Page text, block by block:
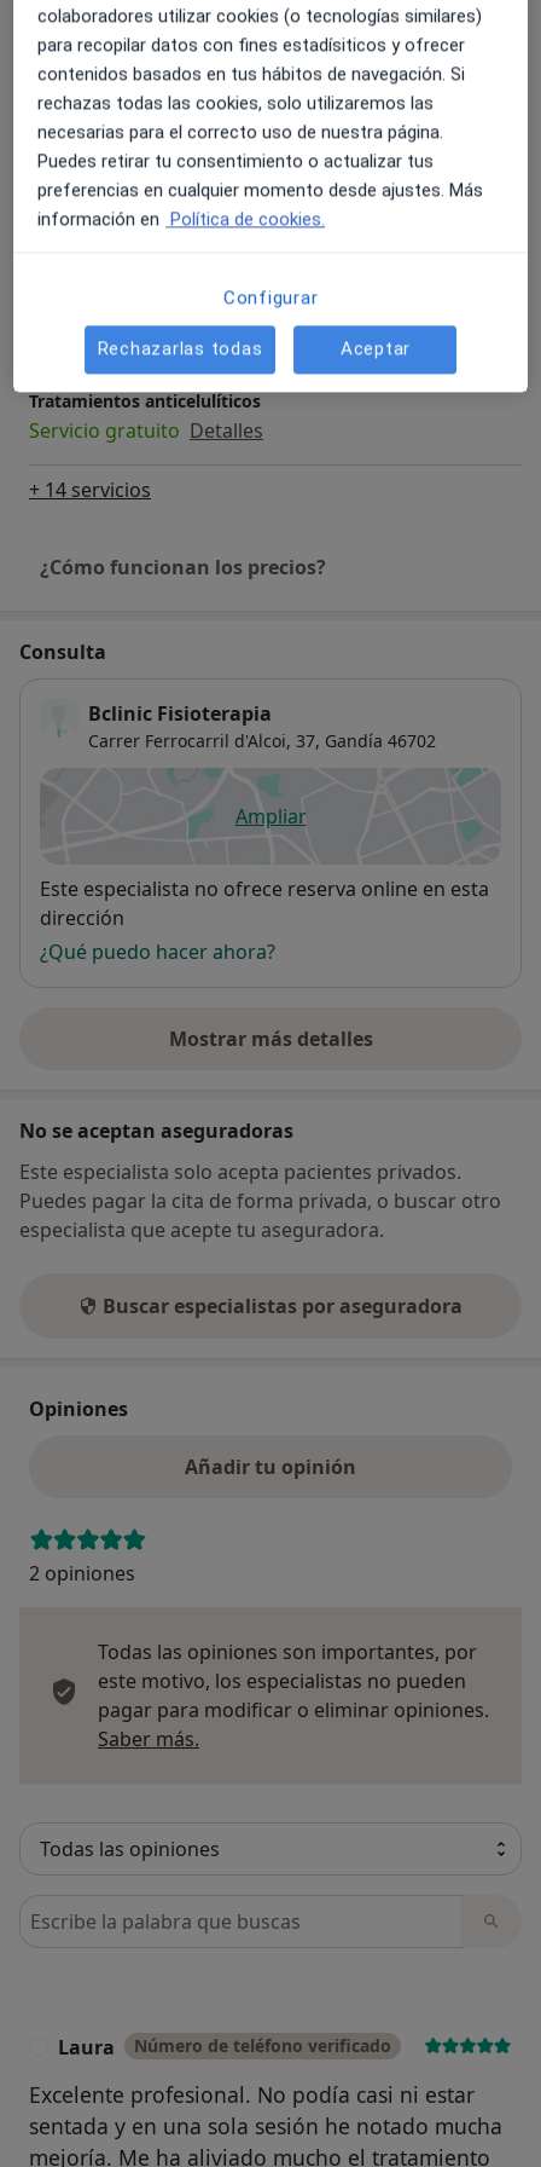
Visita Fisioterapia
Detalles
Terapia de Inducción Miofascial
Servicio gratuito Detalles
Visita de revisión
Servicio gratuito Detalles
Tratamientos anticelulíticos
Servicio gratuito Detalles
+ 14 servicios
¿Cómo funcionan los precios?
Consulta
Bclinic Fisioterapia
Carrer Ferrocarril d'Alcoi, 37, Gandía 46702
Ampliarse abre en una nueva
Disponibilidad
Este especialista no ofrece reserva online en esta
dirección
¿Qué puedo hacer ahora?
Mostrar más detalles
sobre la dirección
No se aceptan aseguradoras
Este especialista solo acepta pacientes privados.
Puedes pagar la cita de forma privada, o buscar otro
especialista que acepte tu aseguradora.
Buscar especialistas por aseguradora
Opiniones
Añadir tu opinión
2 opiniones
Todas las opiniones son importantes, por
este motivo, los especialistas no pueden
pagar para modificar o eliminar opiniones.
Saber más.
Busca en opiniones
Laura Número de teléfono verificado
Excelente profesional. No podía casi ni estar
sentada y en una sola sesión he notado mucha
mejoría. Me ha aliviado mucho el tratamiento
colaboradores utilizar cookies (o tecnologías similares)
para recopilar datos con fines estadísiticos y ofrecer
contenidos basados en tus hábitos de navegación. Si
rechazas todas las cookies, solo utilizaremos las
necesarias para el correcto uso de nuestra página.
Puedes retirar tu consentimiento o actualizar tus
preferencias en cualquier momento desde ajustes. Más
información en Política de cookies.
Configurar
Rechazarlas todas Aceptar